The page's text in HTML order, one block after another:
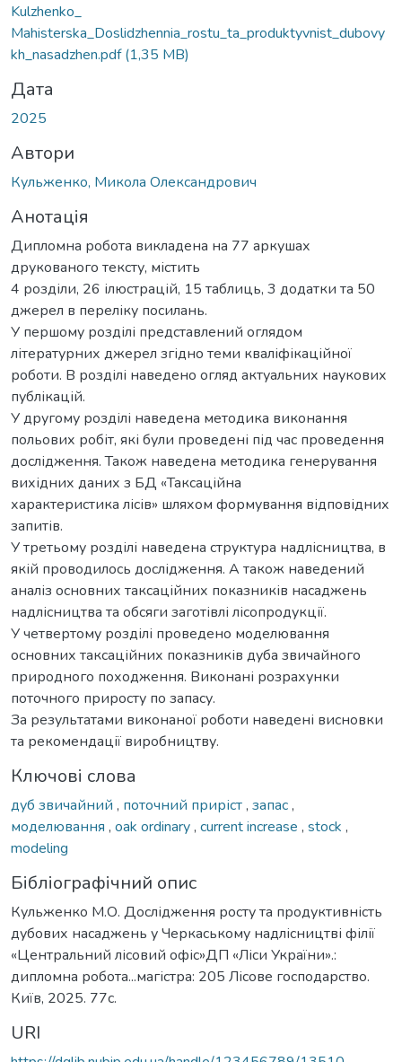
Kulzhenko_
Mahisterska_Doslidzhennia_rostu_ta_produktyvnist_dubovy
kh_nasadzhen.pdf(1,35 MB)
Дата
2025
Автори
Кульженко, Микола Олександрович
Анотація
Дипломна робота викладена на 77 аркушах
друкованого тексту, містить
4 розділи, 26 ілюстрацій, 15 таблиць, 3 додатки та 50
джерел в переліку посилань.
У першому розділі представлений оглядом
літературних джерел згідно теми кваліфікаційної
роботи. В розділі наведено огляд актуальних наукових
публікацій.
У другому розділі наведена методика виконання
польових робіт, які були проведені під час проведення
дослідження. Також наведена методика генерування
вихідних даних з БД «Таксаційна
характеристика лісів» шляхом формування відповідних
запитів.
У третьому розділі наведена структура надлісництва, в
якій проводилось дослідження. А також наведений
аналіз основних таксаційних показників насаджень
надлісництва та обсяги заготівлі лісопродукції.
У четвертому розділі проведено моделювання
основних таксаційних показників дуба звичайного
природного походження. Виконані розрахунки
поточного приросту по запасу.
За результатами виконаної роботи наведені висновки
та рекомендації виробництву.
Ключові слова
дуб звичайний , поточний приріст, запас,
моделювання , oak ordinary, current increase , stock ,
modeling
Бібліографічний опис
Кульженко М.О. Дослідження росту та продуктивність
дубових насаджень у Черкаському надлісництві філії
«Центральний лісовий офіс»ДП «Ліси України».:
дипломна робота...магістра: 205 Лісове господарство.
Київ, 2025. 77с.
URI